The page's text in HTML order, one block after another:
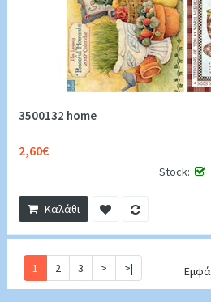
3500132 home
2,60€
Stock:
Καλάθι
1 2 3 > >|